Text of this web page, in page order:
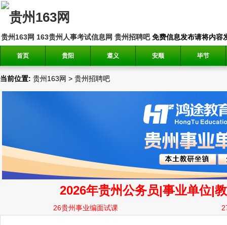
贵州163网 163贵州人事考试信息网 贵州招聘吧免费信息发布请将内容
首页 贵阳 遵义 安顺 毕节
当前位置: 贵州163网 > 贵州招聘吧